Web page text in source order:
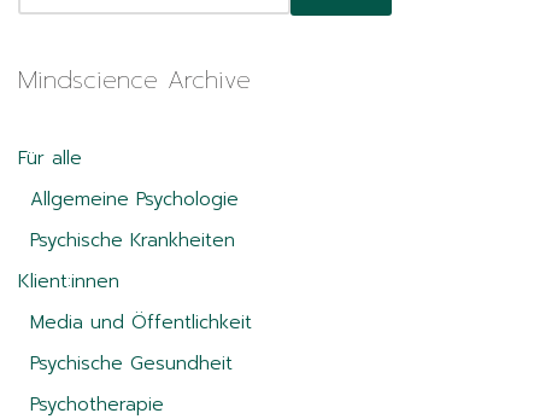
Mindscience Archive
Für alle
Allgemeine Psychologie
Psychische Krankheiten
Klient:innen
Media und Öffentlichkeit
Psychische Gesundheit
Psychotherapie